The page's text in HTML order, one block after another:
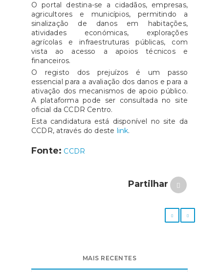
O portal destina-se a cidadãos, empresas,
agricultores e municípios, permitindo a
sinalização de danos em habitações,
atividades económicas, explorações
agrícolas e infraestruturas públicas, com
vista ao acesso a apoios técnicos e
financeiros.
O registo dos prejuízos é um passo
essencial para a avaliação dos danos e para a
ativação dos mecanismos de apoio público.
A plataforma pode ser consultada no site
oficial da CCDR Centro.
Esta candidatura está disponível no site da
CCDR, através do deste link.
Fonte: CCDR
Partilhar
MAIS RECENTES